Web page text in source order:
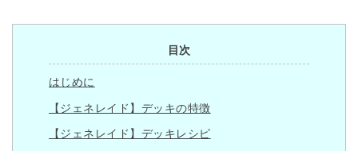
目次
はじめに
【ジェネレイド】デッキの特徴
【ジェネレイド】デッキレシピ